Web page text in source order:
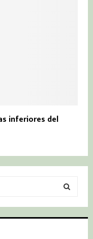
inferiores del
S